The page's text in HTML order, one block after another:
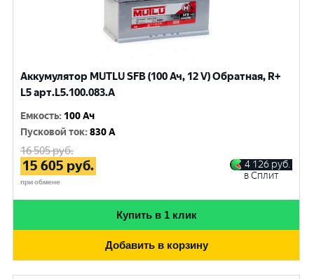
Аккумулятор MUTLU SFB (100 Ач, 12 V) Обратная, R+
L5 арт.L5.100.083.A
Емкость: 100 Ач
Пусковой ток:830 A
16 505руб.
15 605 руб.
при обмене
4 126 руб.
в Сплит
Купить в 1 клик
Добавить в корзину